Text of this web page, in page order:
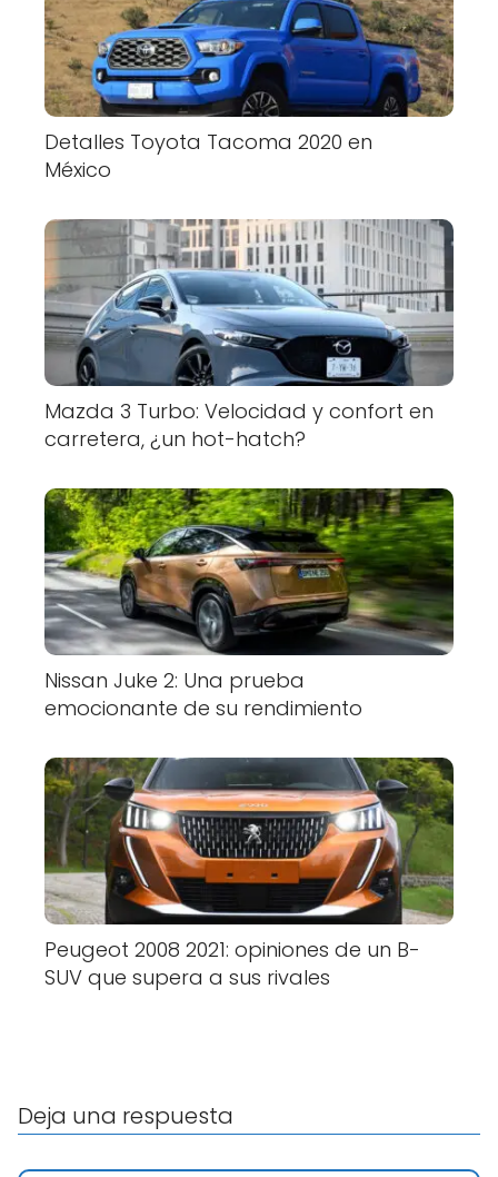
Detalles Toyota Tacoma 2020 en
México
Mazda 3 Turbo: Velocidad y confort en
carretera, ¿un hot-hatch?
Nissan Juke 2: Una prueba
emocionante de su rendimiento
Peugeot 2008 2021: opiniones de un B-
SUV que supera a sus rivales
Deja una respuesta